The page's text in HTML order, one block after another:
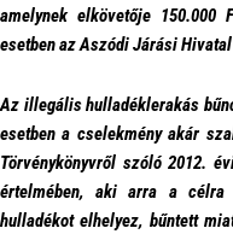
amelynek elkövetője 150.000
esetben az Aszódi Járási
Az illegális hulladéklerakás
esetben a cselekmény akár
Törvénykönyvről szóló 2012.
értelmében, aki arra a célra
hulladékot elhelyez, bűntett